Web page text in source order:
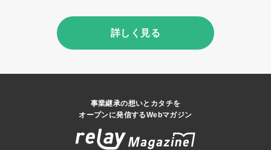
詳しく見る
事業継承の想いとカタチを
オープンに発信するWebマガジン